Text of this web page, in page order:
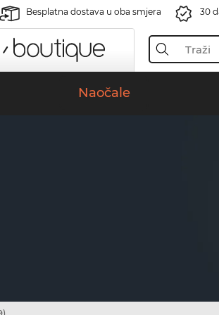
Besplatna dostava u oba smjera 30
Naočale